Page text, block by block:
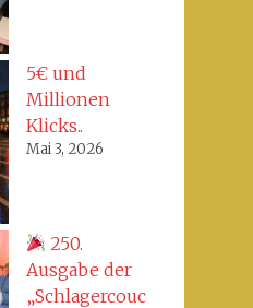
5€ und
Millionen
Klicks..
Mai 3, 2026
250.
Ausgabe der
„Schlagercouc